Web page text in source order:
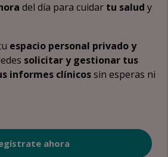
del día para cuidar tu salud y
espacio personal privado y
solicitar y gestionar tus
informes clínicossin esperas ni
ahora